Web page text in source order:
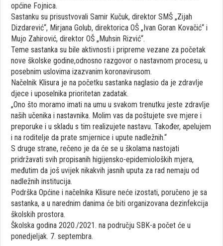
općine Fojnica.
Sastanku su prisustvovali Samir Kučuk, direktor SMŠ „Zijah
Dizdarević“, Mirjana Golub, direktorica OŠ „Ivan Goran Kovačić“ i
Mujo Zahirović, direktor OŠ „Muhsin Rizvić“.
Teme sastanka su bile aktivnosti i pripreme vezane za početak
nove školske godine,odnosno razgovor o nastavnom procesu, u
posebnim uslovima izazvanim koronavirusom.
Načelnik Klisura je na početku sastanka naglasio da je zdravlje
djece i uposelnika prioritetan zadatak.
„Ono što moramo imati na umu u svakom trenutku jeste zdravlje
naših učenika i nastavnika. Molim vas da poštujete sve mjere i
preporuke i u skladu s tim realizujete nastavu. Također, apelujem
i na roditelje da prate smjernice i upute nadležnih.“
S druge strane, rečeno je da će se u školama nastojati
pridržavati svih propisanih higijensko-epidemioloških mjera,
međutim da još uvijek nikakvih jasnih uputa za rad nemaju od
nadležnih institucija.
Podrška Općine i načelnika Klisure neće izostati, poručeno je sa
sastanka, a u narednim danima će biti organizovana dezinfekcija
školskih prostora.
Školska godina 2020./2021. na području SBK-a počet će u
ponedjeljak. 7. septembra.